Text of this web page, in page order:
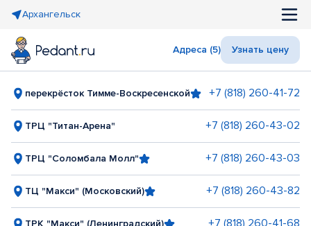
Архангельск
Адреса (5) Узнать цену
перекрёсток Тимме-Воскресенской +7 (818) 260-41-72
ТРЦ "Титан-Арена" +7 (818) 260-43-02
ТРЦ "Соломбала Молл" +7 (818) 260-43-03
ТЦ "Макси" (Московский) +7 (818) 260-43-82
ТРК "Макси" (Ленинградский) +7 (818) 260-41-68